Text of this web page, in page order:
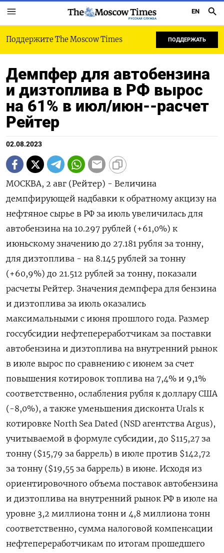
РУССКАЯ СЛУЖБА
EN
Поддержите The Moscow Times ПОДДЕРЖАТЬ
Демпфер для автобензина
и дизтоплива в РФ вырос
на 61% в июл/июн--расчет
Рейтер
02.08.2023
МОСКВА, 2 авг (Рейтер) - Величина
демпфирующей надбавки к обратному акцизу на
нефтяное сырье в РФ за июль увеличилась для
автобензина на 10.297 рублей (+61,0%) к
июньскому значению до 27.181 рубля за тонну,
для дизтоплива - на 8.145 рублей за тонну
(+60,9%) до 21.512 рублей за тонну, показали
расчеты Рейтер. Значения демпфера для бензина
и дизтоплива за июль оказались
максимальными с июня прошлого года. Размер
госсубсидии нефтепереработчикам за поставки
автобензина и дизтоплива на внутренний рынок
в июле вырос по сравнению с июнем за счет
повышения котировок топлива на 7,4% и 9,1%
соответственно, ослабления рубля к доллару США
(-8,0%), а также уменьшения дисконта Urals к
котировке North Sea Dated (NSD агентства Argus),
учитываемой в формуле субсидии, до $115,27 за
тонну ($15,79 за баррель) в июле против $142,72
за тонну ($19,55 за баррель) в июне. Исходя из
ориентировочного объема поставок автобензина
и дизтоплива на внутренний рынок РФ в июле на
уровне 3,2 миллиона тонн и 4,8 миллиона тонн
соответственно, сумма налоговой компенсации
нефтепереработчикам по итогам прошедшего